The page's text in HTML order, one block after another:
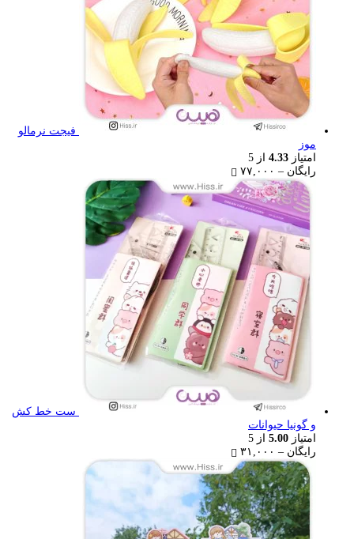
فیجت نرمالو
موز
امتیاز 4.33 از 5
رایگان – ۷۷,۰۰۰
range:
رایگان
through
۷۷,۰۰۰ تومان
ست خط کش
و گونیا حیوانات
امتیاز 5.00 از 5
رایگان – ۳۱,۰۰۰
range:
رایگان
through
۳۱,۰۰۰ تومان